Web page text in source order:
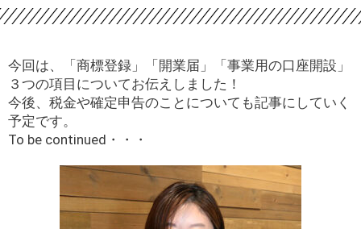
今回は、「商標登録」「開業届」「事業用の口座開設」
３つの項目についてお伝えしました！
今後、税金や確定申告のことについても記事にしていく
予定です。
To be continued・・・